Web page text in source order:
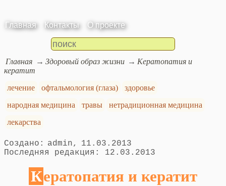
Главная Контакты О проекте
Главная Здоровый образ жизни
Кератопатия и
кератит
лечение
офтальмология (глаза)
здоровье
народная медицина
травы
нетрадиционная медицина
лекарства
admin
11.03.2013
12.03.2013
Кератопатия и кератит